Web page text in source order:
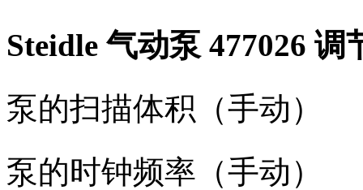
Steidle 气动泵 477026 调
泵的扫描体积（手动）
泵的时钟频率（手动）